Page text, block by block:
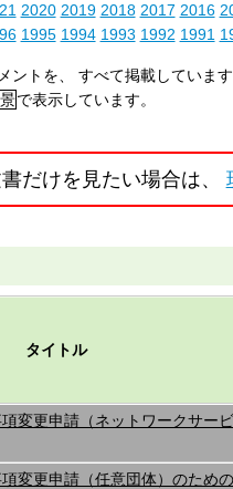
2020 2019 2018 2017 2016
1995 1994 1993 1992 1991
ントを、 すべて掲載していま
で表示しています。
だけを見たい場合は、
タイトル
変更申請（ネットワークサー
変更申請（任意団体）のため